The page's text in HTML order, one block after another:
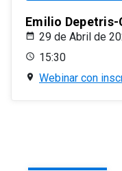
Emilio Depetris-
29 de Abril de
15:30
Webinar con